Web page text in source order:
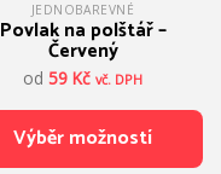
JEDNOBAREVNÉ
Povlak na polštář –
Červený
od 59 Kč vč. DPH
Výběr možností